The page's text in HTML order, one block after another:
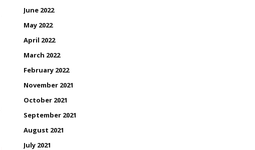
June 2022
May 2022
April 2022
March 2022
February 2022
November 2021
October 2021
September 2021
August 2021
July 2021